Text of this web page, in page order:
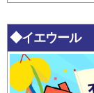
◆イエウール